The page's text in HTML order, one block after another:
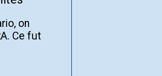
on
Ce fut